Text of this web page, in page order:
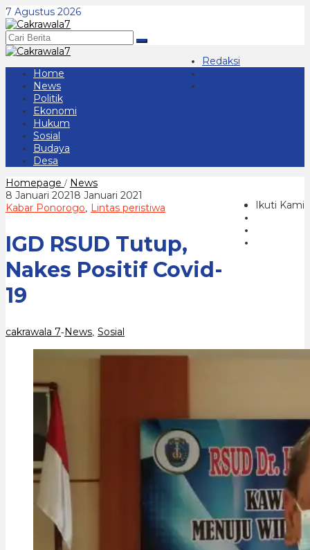
Lewati
ke
konten
7 Agustus 2026
Redaksi
Home
News
Politik
Ekonomi
Hukum
Sosial
Budaya
Desa
Homepage / NewsIGD
RSUD
Tutup,
Nakes
Covid-
19
Ikuti Kami
8 Januari 20218 Januari 2021
cakrawala
Kabar Ponorogo, Lintas peristiwa
IGD RSUD Tutup,
Nakes Positif Covid-
19
cakrawala 7-News Sosial